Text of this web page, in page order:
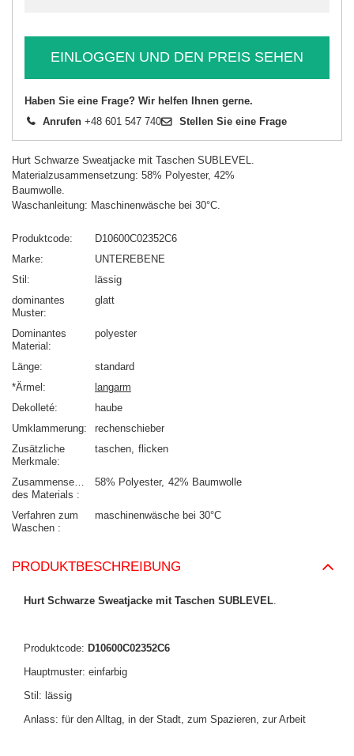
EINLOGGEN UND DEN PREIS SEHEN
Haben Sie eine Frage? Wir helfen Ihnen gerne.
Anrufen +48 601 547 740 Stellen Sie eine Frage
Hurt Schwarze Sweatjacke mit Taschen SUBLEVEL.
Materialzusammensetzung: 58% Polyester, 42%
Baumwolle.
Waschanleitung: Maschinenwäsche bei 30°C.
Produktcode
D10600C02352C6
Marke
UNTEREBENE
Stil
lässig
dominantes
Muster
glatt
Dominantes
Material
polyester
Länge
standard
*Ärmel
langarm
Dekolleté
haube
Umklammerung
rechenschieber
Zusätzliche
Merkmale
taschen flicken
Zusammensetzung
des Materials
58% Polyester 42% Baumwolle
Verfahren zum
Waschen
maschinenwäsche bei 30°C
PRODUKTBESCHREIBUNG
Hurt Schwarze Sweatjacke mit Taschen SUBLEVEL
Produktcode: D10600C02352C6
Hauptmuster: einfarbig
Stil: lässig
Anlass: für den Alltag, in der Stadt, zum Spazieren, zur Arbeit